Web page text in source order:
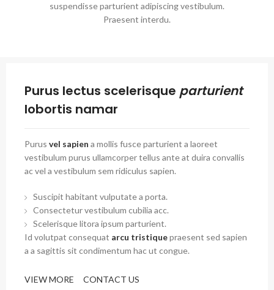
suspendisse parturient adipiscing vestibulum.
Praesent interdu.
Purus lectus scelerisque parturient
lobortis namar
Purus vel sapien a mollis fusce parturient a laoreet
vestibulum purus ullamcorper tellus ante at duira convallis
ac vel a vestibulum sem ridiculus sapien.
Suscipit habitant vulputate a porta.
Consectetur vestibulum cubilia acc.
Scelerisque litora ipsum parturient.
Id volutpat consequat arcu tristiquepraesent sed sapien
a a sagittis sit condimentum hac ut congue.
VIEW MORE CONTACT US